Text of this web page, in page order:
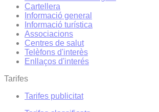
Cartellera
Informació general
Informació turística
Associacions
Centres de salut
Telèfons d'interès
Enllaços d'interés
Tarifes
Tarifes publicitat